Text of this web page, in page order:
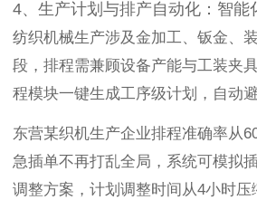
4、生产计划与排产自动化：智能
纺织机械生产涉及金加工、钣金、
段，排程需兼顾设备产能与工装夹
程模块一键生成工序级计划，自动
东营某织机生产企业排程准确率从
急插单不再打乱全局，系统可模拟
调整方案，计划调整时间从4小时压